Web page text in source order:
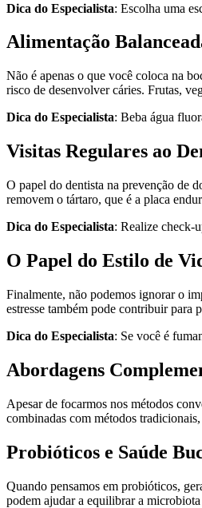
Dica do Especialista: Escolha uma
Alimentação
Não é apenas o que você coloca na
risco de desenvolver cáries. Frutas,
Dica do Especialista: Beba água
Visitas Regulares ao
O papel do dentista na prevenção de
removem o tártaro, que é a placa
Dica do Especialista: Realize check-
O Papel do Estilo de
Finalmente, não podemos ignorar o
estresse também pode contribuir para
Dica do Especialista: Se você é
Abordagens
Apesar de focarmos nos métodos
combinadas com métodos
Probióticos e Saúde
Quando pensamos em probióticos,
podem ajudar a equilibrar a